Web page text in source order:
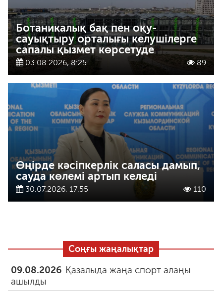
Ботаникалық бақ пен оқу-
сауықтыру орталығы келушілерге
сапалы қызмет көрсетуде
03.08.2026, 8:25 89
Өңірде кәсіпкерлік саласы дамып,
сауда көлемі артып келеді
30.07.2026, 17:55 110
Соңғы жаңалықтар
09.08.2026 Қазалыда жаңа спорт алаңы
ашылды